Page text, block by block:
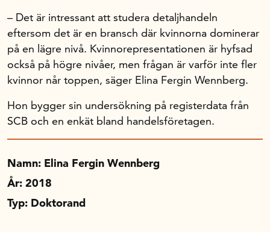
Handelsfakta.se
In English
– Det är intressant att studera detaljhandeln
eftersom det är en bransch där kvinnorna dominerar
på en lägre nivå. Kvinnorepresentationen är hyfsad
också på högre nivåer, men frågan är varför inte fler
kvinnor når toppen, säger Elina Fergin Wennberg.
Hon bygger sin undersökning på registerdata från
SCB och en enkät bland handelsföretagen.
Namn: Elina Fergin Wennberg
År: 2018
Typ: Doktorand